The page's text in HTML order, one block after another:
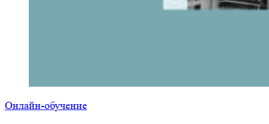
Онлайн-обучение